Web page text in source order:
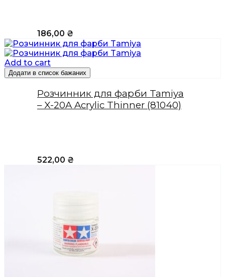
186,00 ₴
Add to cart
Додати в список бажаних
Розчинник для фарби Tamiya
– X-20A Acrylic Thinner (81040)
522,00 ₴